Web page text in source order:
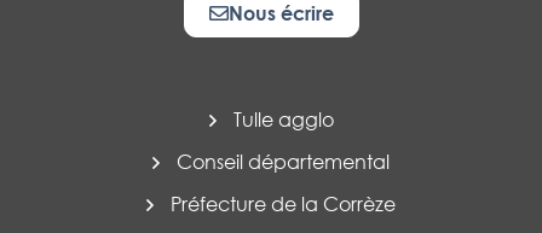
Nous écrire
Tulle agglo
Conseil départemental
Préfecture de la Corrèze